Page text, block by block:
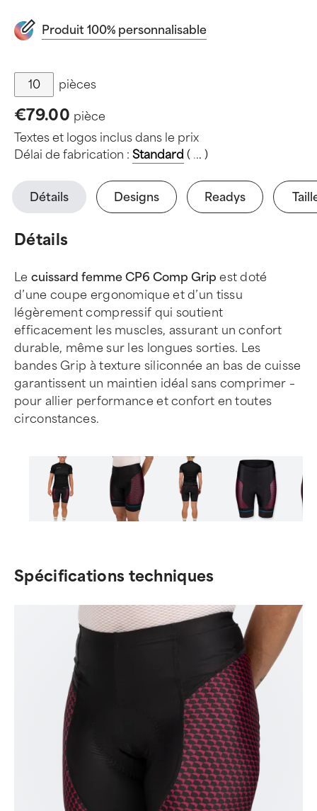
Produit 100% personnalisable
pièces
€79.00 pièce
Textes et logos inclus dans le prix
Délai de fabrication : Standard ( ... )
Détails Designs Readys
Détails
Le cuissard femme CP6 Comp Grip est doté
d’une coupe ergonomique et d’un tissu
légèrement compressif qui soutient
efficacement les muscles, assurant un confort
durable, même sur les longues sorties. Les
bandes Grip à texture siliconnée an bas de cuisse
garantissent un maintien idéal sans comprimer –
pour allier performance et confort en toutes
circonstances.
6
Spécifications techniques